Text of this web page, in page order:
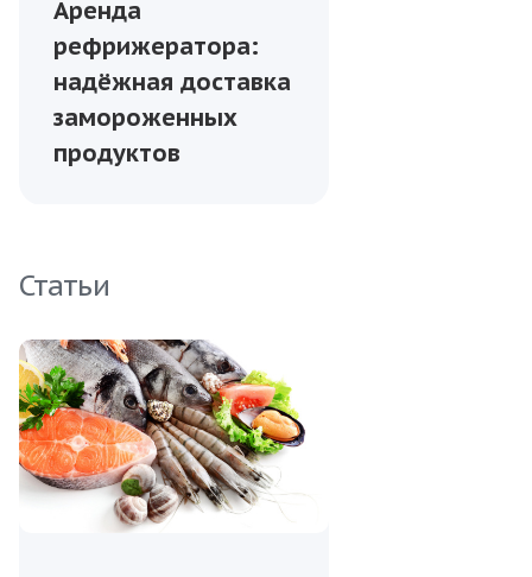
Аренда
рефрижератора:
надёжная доставка
замороженных
продуктов
Статьи